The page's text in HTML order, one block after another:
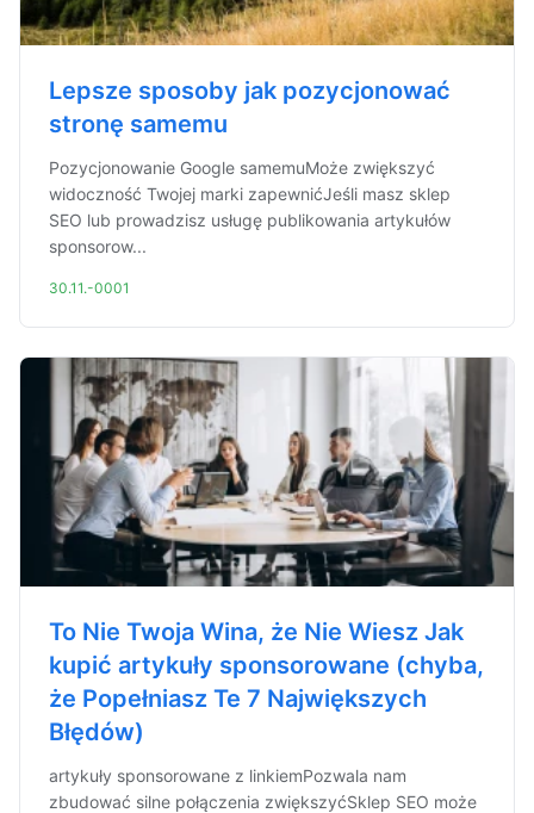
Lepsze sposoby jak pozycjonować
stronę samemu
Pozycjonowanie Google samemuMoże zwiększyć
widoczność Twojej marki zapewnićJeśli masz sklep
SEO lub prowadzisz usługę publikowania artykułów
sponsorow...
30.11.-0001
To Nie Twoja Wina, że Nie Wiesz Jak
kupić artykuły sponsorowane (chyba,
że Popełniasz Te 7 Największych
Błędów)
artykuły sponsorowane z linkiemPozwala nam
zbudować silne połączenia zwiększyćSklep SEO może